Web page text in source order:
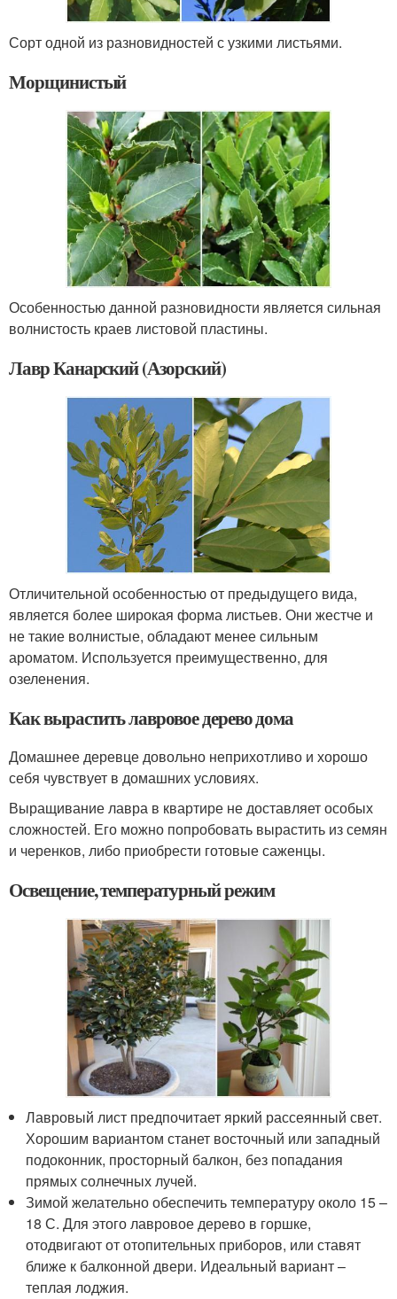
Сорт одной из разновидностей с узкими листьями.
Морщинистый
Особенностью данной разновидности является сильная
волнистость краев листовой пластины.
Лавр Канарский (Азорский)
Отличительной особенностью от предыдущего вида,
является более широкая форма листьев. Они жестче и
не такие волнистые, обладают менее сильным
ароматом. Используется преимущественно, для
озеленения.
Как вырастить лавровое дерево дома
Домашнее деревце довольно неприхотливо и хорошо
себя чувствует в домашних условиях.
Выращивание лавра в квартире не доставляет особых
сложностей. Его можно попробовать вырастить из семян
и черенков, либо приобрести готовые саженцы.
Освещение, температурный режим
Лавровый лист предпочитает яркий рассеянный свет.
Хорошим вариантом станет восточный или западный
подоконник, просторный балкон, без попадания
прямых солнечных лучей.
Зимой желательно обеспечить температуру около 15 –
18 С. Для этого лавровое дерево в горшке,
отодвигают от отопительных приборов, или ставят
ближе к балконной двери. Идеальный вариант –
теплая лоджия.